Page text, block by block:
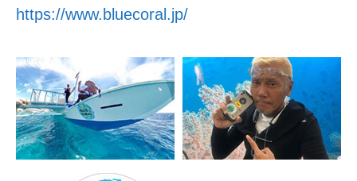
https://www.bluecoral.jp/